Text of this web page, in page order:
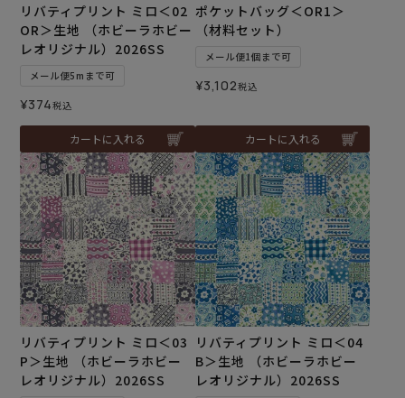
リバティプリント ミロ＜02
OR＞生地 （ホビーラホビー
レオリジナル）2026SS
メール便5mまで可
¥374税込
カートに入れる
ポケットバッグ＜OR1＞
（材料セット）
メール便1個まで可
¥3,102税込
カートに入れる
リバティプリント ミロ＜03
P＞生地 （ホビーラホビー
レオリジナル）2026SS
リバティプリント ミロ＜04
B＞生地 （ホビーラホビー
レオリジナル）2026SS